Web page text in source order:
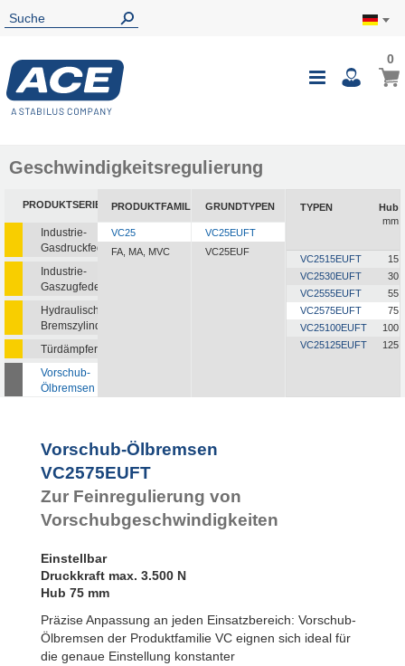
00
Geschwindigkeitsregulierung
PRODUKTSERIEN
Industrie-
Gasdruckfedern
Industrie-
Gaszugfedern
Hydraulische
Bremszylinder
Türdämpfer
Vorschub-
Ölbremsen
PRODUKTFAMILIEN
VC25
FA, MA, MVC
GRUNDTYPEN
VC25EUFT
VC25EUF
TYPEN
Hub
mm
VC2515EUFT
15
VC2530EUFT
30
VC2555EUFT
55
VC2575EUFT
75
VC25100EUFT
100
VC25125EUFT
125
Vorschub-Ölbremsen
VC2575EUFT
Zur Feinregulierung von
Vorschubgeschwindigkeiten
Einstellbar
Druckkraft max. 3.500 N
Hub 75 mm
Präzise Anpassung an jeden Einsatzbereich: Vorschub-
Ölbremsen der Produktfamilie VC eignen sich ideal für
die genaue Einstellung konstanter